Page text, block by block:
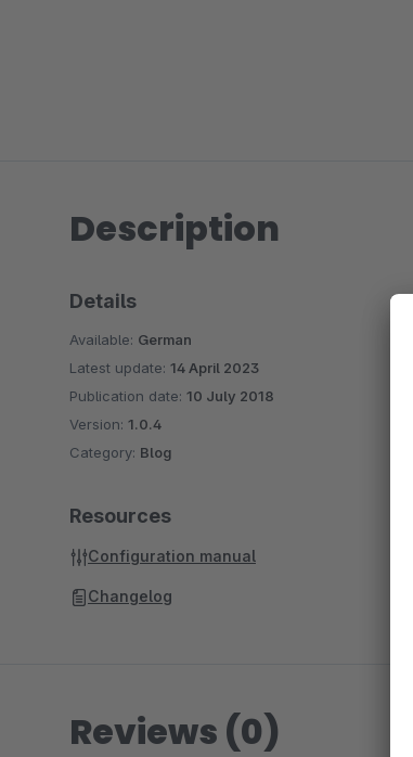
Description
Details
Available: German
Latest update: 14 April 2023
Publication date: 10 July 2018
Version: 1.0.4
Category: Blog
Resources
Configuration manual
Changelog
Reviews (0)